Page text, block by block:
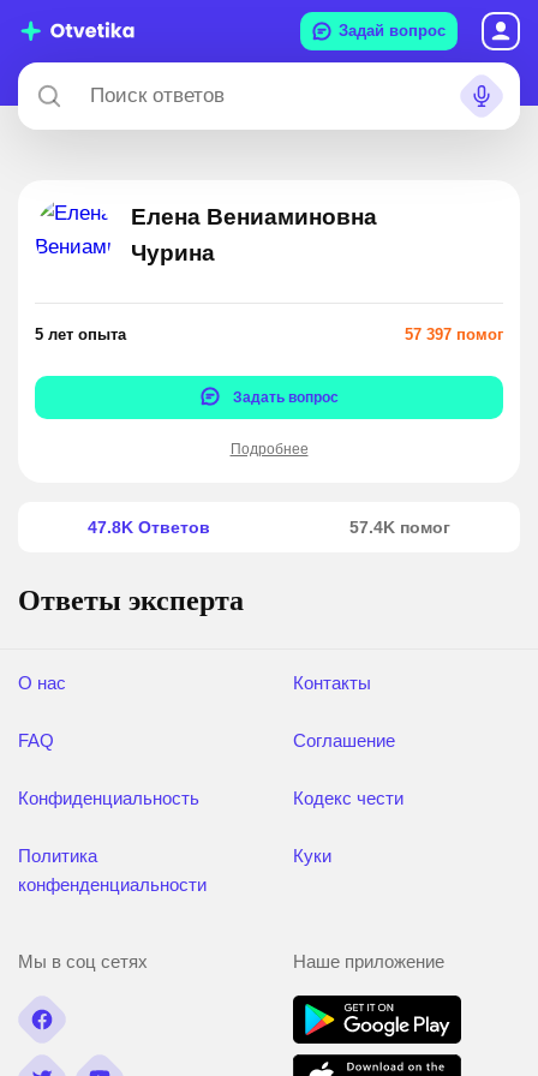
Задай вопрос
Елена Вениаминовна
Чурина
5 лет опыта 57 397 помог
Задать вопрос
Подробнее
47.8K Ответов 57.4K помог
Ответы эксперта
О нас
FAQ
Конфиденциальность
Политика
конфенденциальности
Контакты
Соглашение
Кодекс чести
Куки
Мы в соц сетях Наше приложение